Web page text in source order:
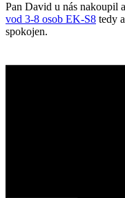
Pan David u nás nakoupil
vod 3-8 osob EK-S8 tedy
spokojen.